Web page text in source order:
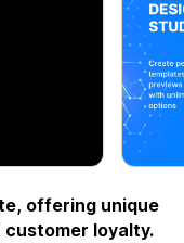
offering unique
loyalty.